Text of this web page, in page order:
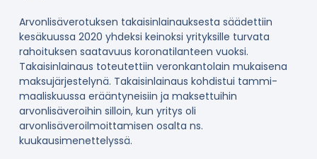
Arvonlisäverotuksen takaisinlainauksesta säädettiin
kesäkuussa 2020 yhdeksi keinoksi yrityksille turvata
rahoituksen saatavuus koronatilanteen vuoksi.
Takaisinlainaus toteutettiin veronkantolain mukaisena
maksujärjestelynä. Takaisinlainaus kohdistui tammi-
maaliskuussa erääntyneisiin ja maksettuihin
arvonlisäveroihin silloin, kun yritys oli
arvonlisäveroilmoittamisen osalta ns.
kuukausimenettelyssä.